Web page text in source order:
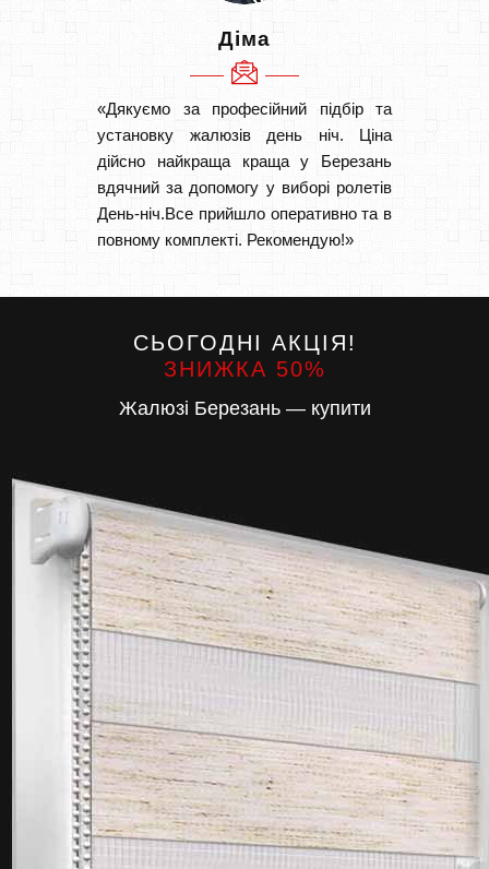
Діма
«Дякуємо за професійний підбір та
установку жалюзів день ніч. Ціна
дійсно найкраща краща у Березань
вдячний за допомогу у виборі ролетів
День-ніч.Все прийшло оперативно та в
повному комплекті. Рекомендую!»
СЬОГОДНІ АКЦІЯ!
ЗНИЖКА 50%
Жалюзі Березань — купити